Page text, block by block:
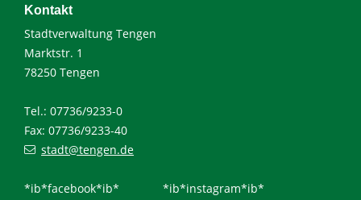
Kontakt
Stadtverwaltung Tengen
Marktstr. 1
78250 Tengen
Tel.: 07736/9233-0
Fax: 07736/9233-40
stadt@tengen.de
*ib*facebook*ib*
*ib*instagram*ib*